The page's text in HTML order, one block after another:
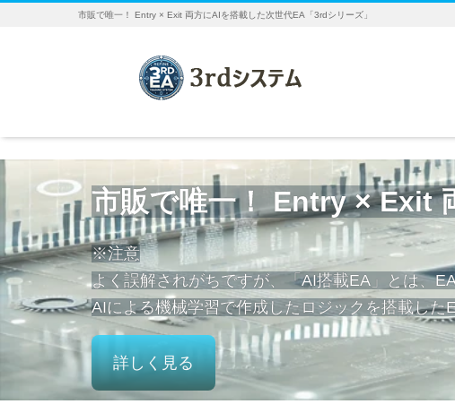
市販で唯一！ Entry × Exit 両方にAIを搭載した次世代EA「3rdシリーズ」
市販で唯一！ Entry × Exit
※注意
よく誤解されがちですが、「AI搭載EA」とは、
AIによる機械学習で作成したロジックを搭載した
詳しく見る